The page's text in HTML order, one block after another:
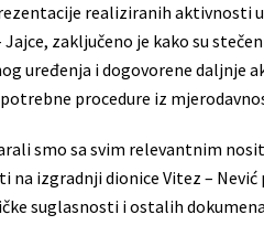
realiziranih aktivnosti
Jajce, zaključeno je kako su
uređenja i dogovorene daljnje
procedure iz
smo sa svim relevantnim
na izgradnji dionice Vitez – Nević
suglasnosti i ostalih